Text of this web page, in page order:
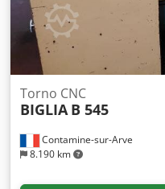
Contamine-sur-Arve
8.190 km
Torno CNC
BIGLIA B 545